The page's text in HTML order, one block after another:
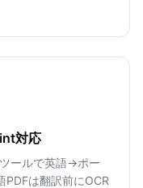
対応
ールで英語→ポー
PDFは翻訳前にOCR